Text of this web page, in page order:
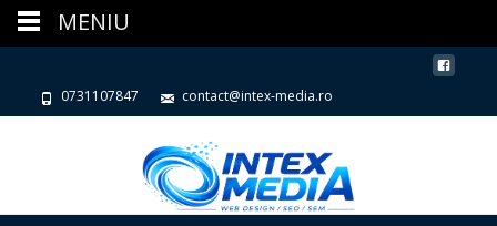
0731107847 contact@intex-media.ro
MENIU